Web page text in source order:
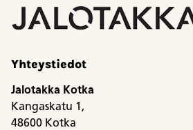
Yhteystiedot
Jalotakka Kotka
Kangaskatu 1,
48600 Kotka